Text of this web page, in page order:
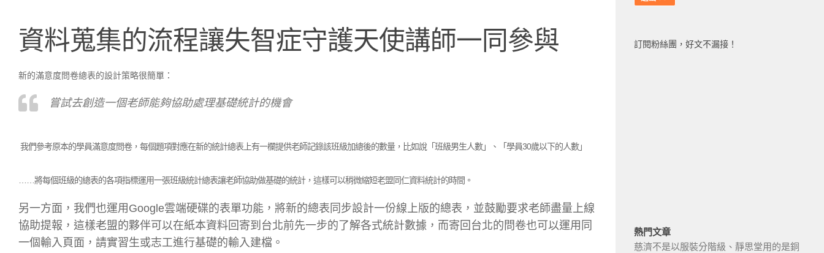
資料蒐集的流程讓失智症守護天使講師一同參與
新的滿意度問卷總表的設計策略很簡單：
嘗試去創造一個老師能夠協助處理基礎統計的機會
我們參考原本的學員滿意度問卷，每個題項對應在新的統計總表上有一欄提供老師記錄該班級加總後的數量，比如說「班級男生人數」、「學員30歲以下的人數」
……將每個班級的總表的各項指標運用一張班級統計總表讓老師協助做基礎的統計，這樣可以稍微縮短老盟同仁資料統計的時間。
另一方面，我們也運用Google雲端硬碟的表單功能，將新的總表同步設計一份線上版的總表，並鼓勵要求老師盡量上線
協助提報，這樣老盟的夥伴可以在紙本資料回寄到台北前先一步的了解各式統計數據，而寄回台北的問卷也可以運用同
一個輸入頁面，請實習生或志工進行基礎的輸入建檔。
訂閱粉絲團，好文不漏接！
熱門文章
慈濟不是以服裝分階級、靜思堂用的是銅